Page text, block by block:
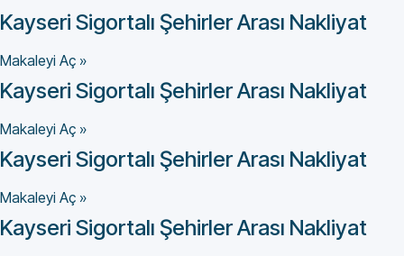
Kayseri Sigortalı Şehirler Arası Nakliyat
Makaleyi Aç »
Kayseri Sigortalı Şehirler Arası Nakliyat
Makaleyi Aç »
Kayseri Sigortalı Şehirler Arası Nakliyat
Makaleyi Aç »
Kayseri Sigortalı Şehirler Arası Nakliyat